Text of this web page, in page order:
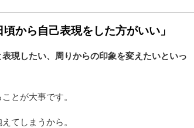
から自己表現をした方がいい」
現したい、周りからの印象を変えたいといっ
とが大事です。
てしまうから。